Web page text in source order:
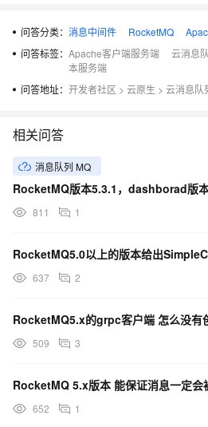
问答分类： 消息中间件 RocketMQ
问答标签： Apache客户端服务端 云消息
本服务端
问答地址： 开发者社区 > 云原生 > 云消息队
相关问答
消息队列 MQ
811 1
637 2
RocketMQ5.x的grpc客户端 怎么没有
509 3
652 1